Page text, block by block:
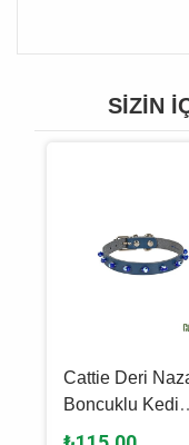
SIZIN
Cattie Deri
Boncuklu Kedi
Boyun Tasması